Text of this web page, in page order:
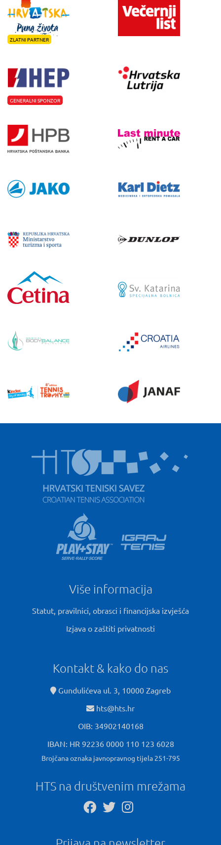
ZLATNI PARTNER
GENERALNI SPONZOR
Više informacija
Statut, pravilnici, obrasci i financijska izvješća
Izjava o zaštiti privatnosti
Kontakt & kako do nas
Gundulićeva ul. 3, 10000 Zagreb
hts@hts.hr
OIB: 34902140168
IBAN: HR 92236 0000 110 123 6028
Brojčana oznaka javnopravnog tijela 251-795
HTS na društvenim mrežama